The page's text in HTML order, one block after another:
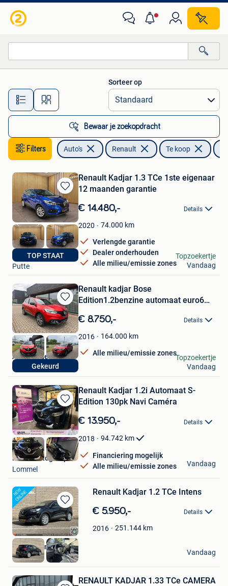
Alle afstanden…
Sorteer op
Bewaar je zoekopdracht
Filters Auto's Renault Te koop
Bewaren
in
Mijn
Favorieten
TOP STAAT
Renault Kadjar 1.3 TCe 1ste eigenaar
12 maanden garantie
€ 14.480,- Details
2020 74.000 km
Verlengde garantie
Dealer onderhouden
Alle milieu/emissie zones
autos van muylders
Putte
Topzoekertje
Vandaag
Bewaren
in
Mijn
Favorieten
Gekeurd
Renault kadjar Bose
Edition1.2benzine automaat euro6
€ 8.750,- Details
2016 164.000 km
Alle milieu/emissie zones
A&f autodeal
Hasselt
Topzoekertje
Vandaag
Bewaren
in
Mijn
Favorieten
Renault Kadjar 1.2i Automaat S-
Edition 130pk Navi Caméra
€ 13.950,- Details
2018 94.742 km
Financiering mogelijk
Alle milieu/emissie zones
Pelter Autogroup
Lommel
Vandaag
Bewaren
in
Mijn
Favorieten
Renault Kadjar 1.2 TCe Intens
€ 5.950,- Details
2016 251.144 km
Vlashuizen B.V.
Lommel
Vandaag
RENAULT KADJAR 1.33 TCe CAMERA